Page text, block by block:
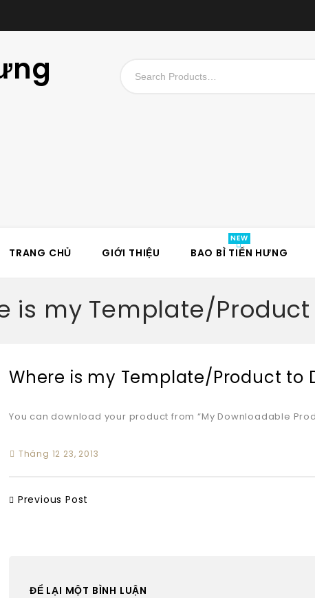
TRANG CHỦ GIỚI THIỆU BAO BÌ TIẾN HƯNG
is my Template/
Where is my Template/Product to
You can download your product from “My Downloadable
Tháng 12 23, 2013
Previous Post
ĐỂ LẠI MỘT BÌNH LUẬN